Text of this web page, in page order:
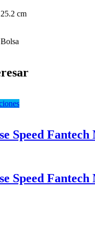
25.2 cm
Bolsa
Speed
Speed